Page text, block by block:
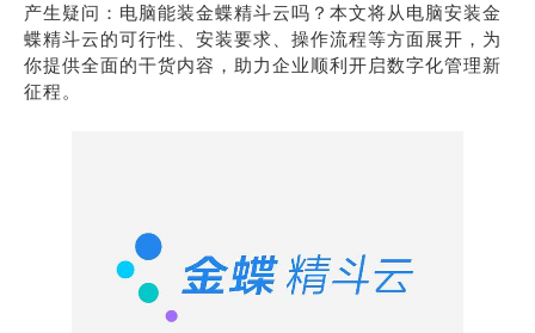
产生疑问：电脑能装金蝶精斗云吗？本文将从电脑安装金
蝶精斗云的可行性、安装要求、操作流程等方面展开，为
你提供全面的干货内容，助力企业顺利开启数字化管理新
征程。